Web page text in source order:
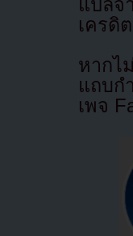
แปล
เครดิ
หากไ
แถบก
เพจ